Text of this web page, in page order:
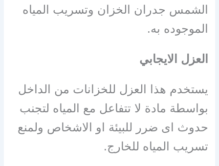
الشمس جدران الخزان وتسريب المياه
الموجوده به.
العزل الايجابي
يستخدم هذا العزل للخزانات من الداخل
بواسطة مادة لا تتفاعل مع المياه لتجنب
حدوث اى ضرر للبيئة او الاشخاص ولمنع
تسريب المياه للخارج.